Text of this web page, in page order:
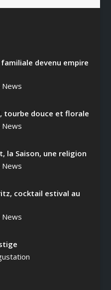
devenu empire
News
tourbe douce et florale
News
la Saison, une religion
News
cocktail estival au
News